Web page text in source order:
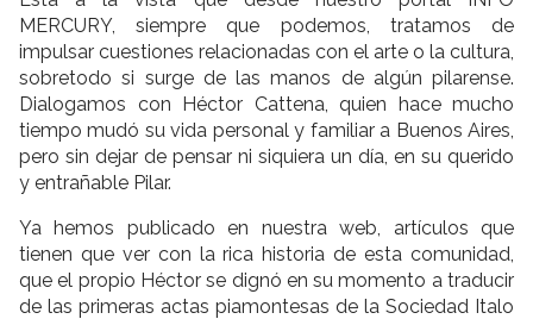
MERCURY, siempre que podemos, tratamos de
impulsar cuestiones relacionadas con el arte o la cultura,
sobretodo si surge de las manos de algún pilarense.
Dialogamos con Héctor Cattena, quien hace mucho
tiempo mudó su vida personal y familiar a Buenos Aires,
pero sin dejar de pensar ni siquiera un día, en su querido
y entrañable Pilar.
Ya hemos publicado en nuestra web, artículos que
tienen que ver con la rica historia de esta comunidad,
que el propio Héctor se dignó en su momento a traducir
de las primeras actas piamontesas de la Sociedad Italo